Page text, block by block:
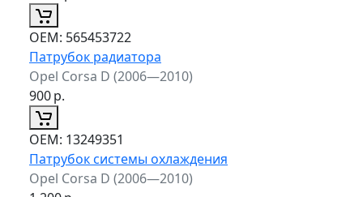
ОЕМ: 565453722
Патрубок радиатора
Opel Corsa D (2006—2010)
900р.
ОЕМ: 13249351
Патрубок системы охлаждения
Opel Corsa D (2006—2010)